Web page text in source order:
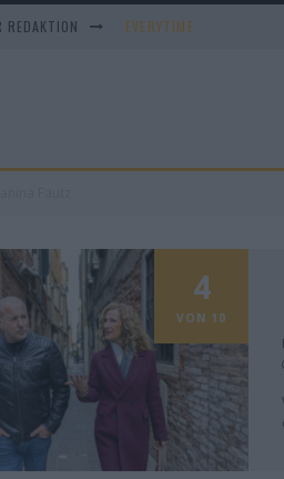
REDAKTION EVERYTIME
4
VON 10